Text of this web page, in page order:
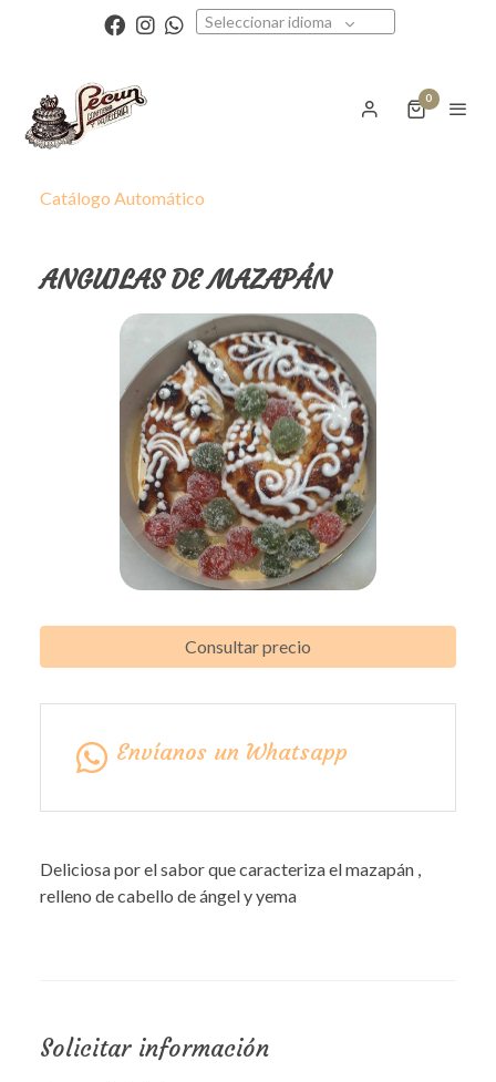
Seleccionar idioma
0
Catálogo Automático
ANGUILAS DE MAZAPÁN
Consultar precio
Envíanos un Whatsapp
Deliciosa por el sabor que caracteriza el mazapán ,
relleno de cabello de ángel y yema
Solicitar información